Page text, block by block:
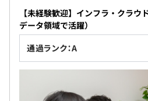
【未経験歓迎】インフラ・クラウ
データ領域で活躍）
通過ランク：A